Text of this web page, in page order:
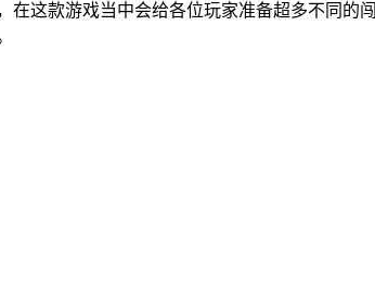
这款游戏当中会给各位玩家准备超多不同